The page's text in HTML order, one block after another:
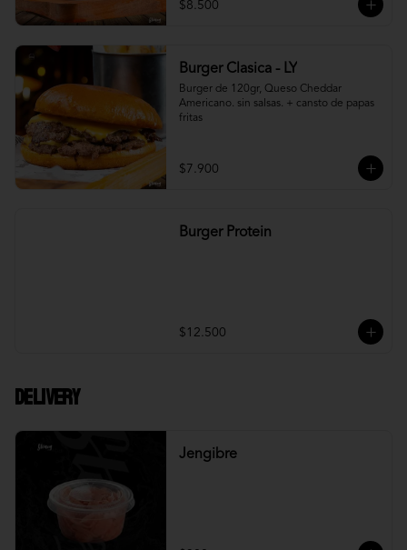
$8.500
Burger Clasica - LY
Burger de 120gr, Queso Cheddar
Americano. sin salsas. + cansto de papas
fritas
$7.900
Burger Protein
$12.500
DELIVERY
Jengibre